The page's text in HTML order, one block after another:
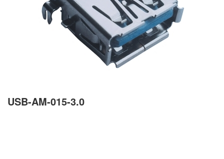
USB-AM-015-3.0